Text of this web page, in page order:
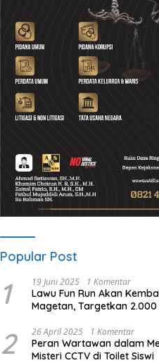
UNESA Gelar ICAPSTURE 2026
di Magetan, Dorong Inovasi
untuk Masa Depan
Berkelanjutan
Popular Post
1 19 Juni 2025 1 Komentar
Lawu Fun Run Akan
Magetan, Targetkan 2.000
2 26 April 2025 1 Komentar
Peran Wartawan dalam
Misteri CCTV di Toilet Siswi